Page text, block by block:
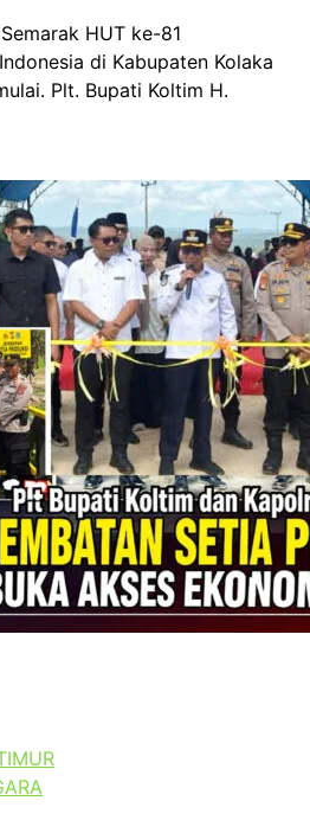
HUT ke-81
di Kabupaten Kolaka
Plt. Bupati Koltim H.